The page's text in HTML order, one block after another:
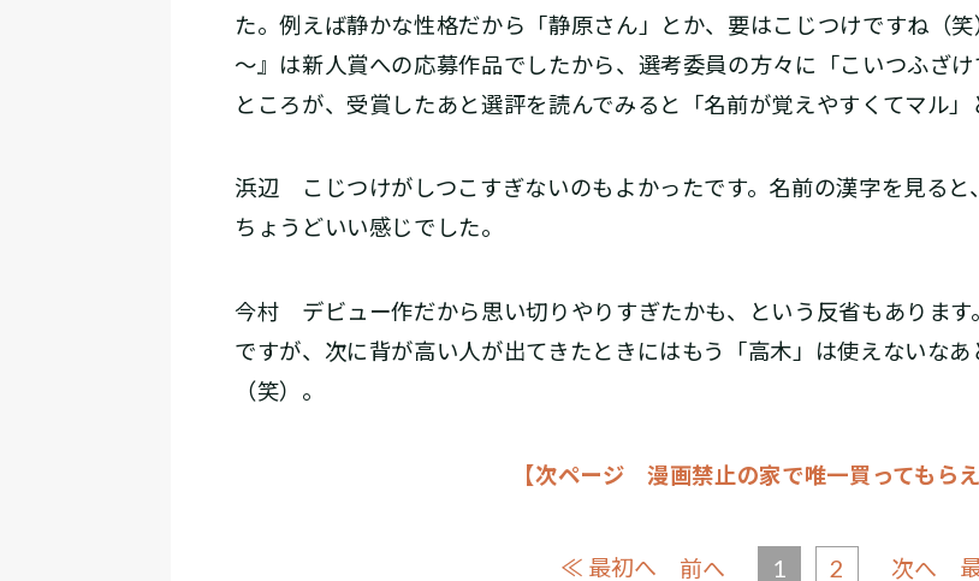
た。例えば静かな性格だから「静原さん」とか、要はこじつけですね（
～』は新人賞への応募作品でしたから、選考委員の方々に「こいつふざ
ところが、受賞したあと選評を読んでみると「名前が覚えやすくてマル」
浜辺 こじつけがしつこすぎないのもよかったです。名前の漢字を見る
ちょうどいい感じでした。
今村 デビュー作だから思い切りやりすぎたかも、という反省もありま
ですが、次に背が高い人が出てきたときにはもう「高木」は使えないな
（笑）。
【次ページ 漫画禁止の家で唯一買ってもら
≪ 最初へ 前へ 1 2 次へ